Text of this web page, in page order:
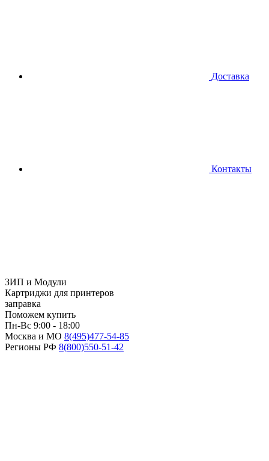
Доставка
Контакты
ЗИП и Модули
Картриджи для принтеров
заправка
Поможем купить
Пн-Вс 9:00 - 18:00
Москва и МО 8(495)477-54-85
Регионы РФ 8(800)550-51-42